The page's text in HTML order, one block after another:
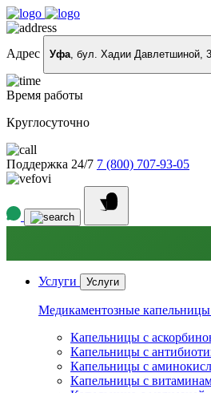
Адрес Уфа, бул. Хадии Давлетшиной,
Время работы
Круглосуточно
Поддержка 24/7 7 (800) 707-93-05
Услуги Услуги
Медикаментозные
Капельницы с
Капельницы с
Капельницы с
Капельницы с